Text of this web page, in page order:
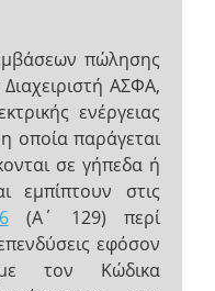
πώλησης
ΑΣΦΑ,
ενέργειας
οποία παράγεται
σε γήπεδα ή
εμπίπτουν στις
(Α΄ 129) περί
εφόσον
τον Κώδικα